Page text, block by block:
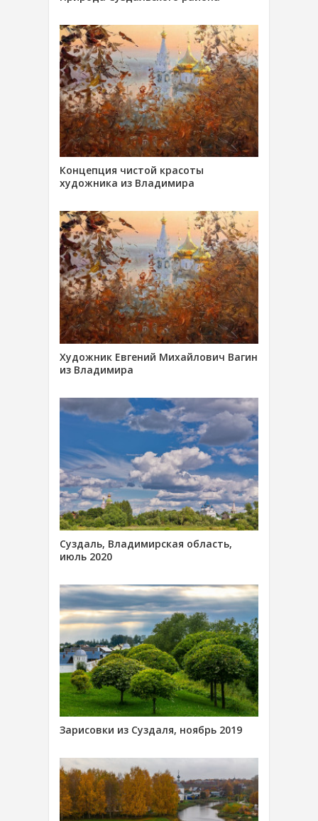
Концепция чистой красоты
художника из Владимира
Художник Евгений Михайлович Вагин
из Владимира
Суздаль, Владимирская область,
июль 2020
Зарисовки из Суздаля, ноябрь 2019